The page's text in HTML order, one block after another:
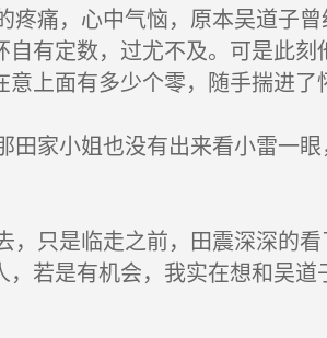
痛，心中气恼，原本吴道子
有定数，过尤不及。可是此
上面有多少个零，随手揣进了
家小姐也没有出来看小雷一
只是临走之前，田震深深的
若是有机会，我实在想和吴